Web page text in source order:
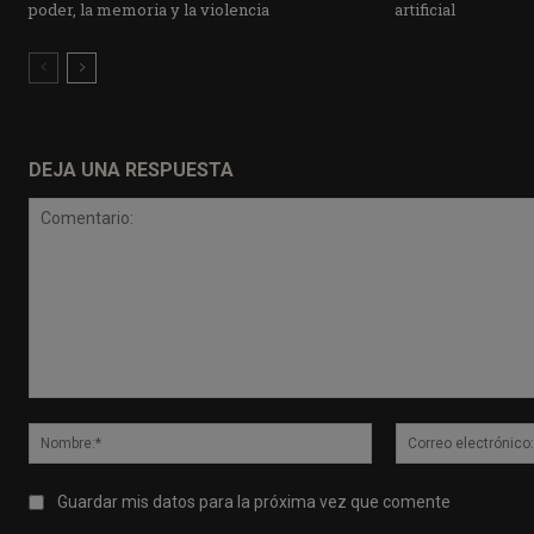
poder, la memoria y la violencia
artificial
DEJA UNA RESPUESTA
Nombre:*
Guardar mis datos para la próxima vez que comente